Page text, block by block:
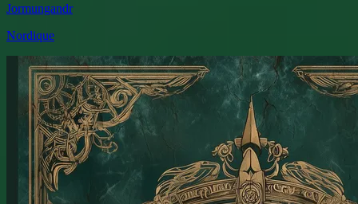
Jormungandr
Nordique